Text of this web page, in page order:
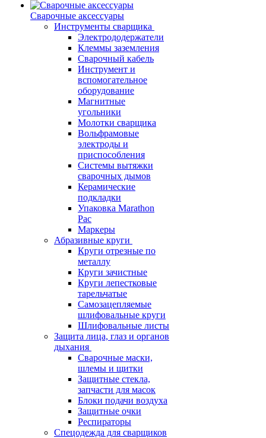
Сварочные аксессуары
Инструменты сварщика
Электрододержатели
Клеммы заземления
Сварочный кабель
Инструмент и
вспомогательное
оборудование
Магнитные
угольники
Молотки сварщика
Вольфрамовые
электроды и
приспособления
Системы вытяжки
сварочных дымов
Керамические
подкладки
Упаковка Marathon
Pac
Маркеры
Абразивные круги
Круги отрезные по
металлу
Круги зачистные
Круги лепестковые
тарельчатые
Самозацепляемые
шлифовальные круги
Шлифовальные листы
Защита лица, глаз и органов
дыхания
Сварочные маски,
шлемы и щитки
Защитные стекла,
запчасти для масок
Блоки подачи воздуха
Защитные очки
Респираторы
Спецодежда для сварщиков